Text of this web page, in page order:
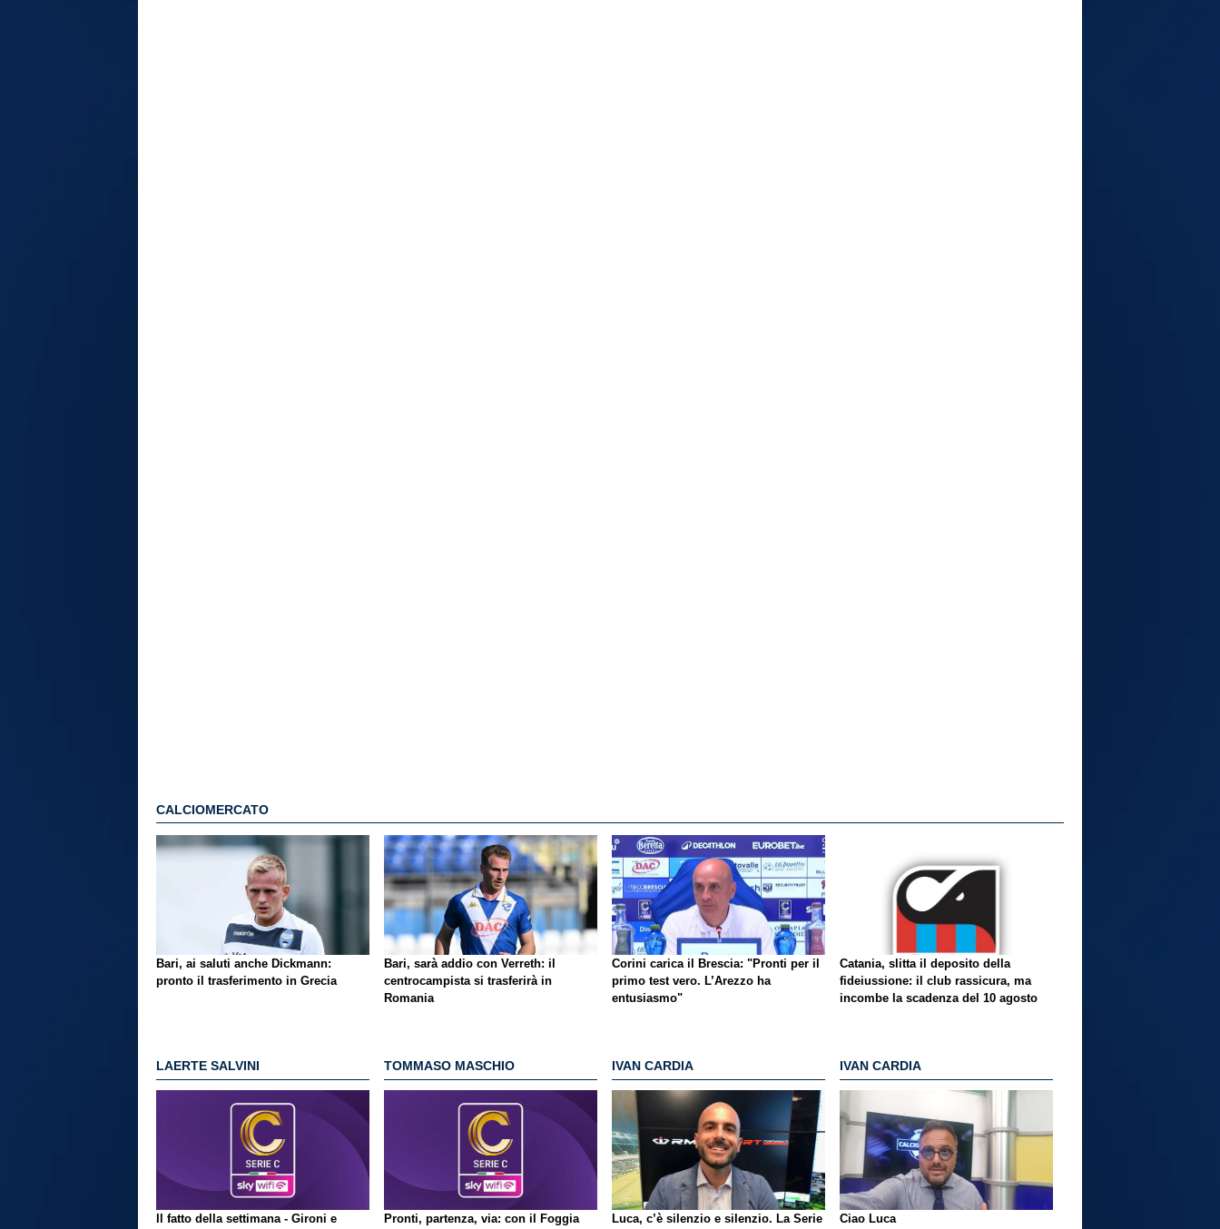
CALCIOMERCATO
Bari, ai saluti anche Dickmann:
pronto il trasferimento in Grecia
Bari, sarà addio con Verreth: il
centrocampista si trasferirà in
Romania
Corini carica il Brescia: "Pronti per il
primo test vero. L’Arezzo ha
entusiasmo"
Catania, slitta il deposito della
fideiussione: il club rassicura, ma
incombe la scadenza del 10 agosto
LAERTE SALVINI
Il fatto della settimana - Gironi e
TOMMASO MASCHIO
Pronti, partenza, via: con il Foggia
IVAN CARDIA
Luca, c’è silenzio e silenzio. La Serie
IVAN CARDIA
Ciao Luca